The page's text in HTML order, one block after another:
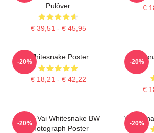
Pulôver
€ 39,51 - € 45,95
€
Whitesnake Poster
€ 18,21 - € 42,22
-20%
€
-20%
Steve Vai Whitesnake BW
Photograph Poster
-20% -20%